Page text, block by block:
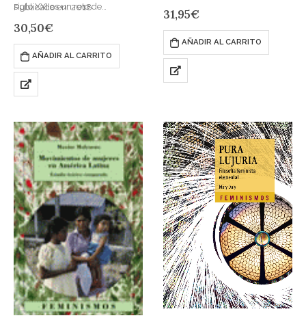
Publicado en: 2018
ISBN: 978-84-376-2469-3
siglo XXI es un reto de
el reconocimiento de…
30,50€
AÑADIR AL CARRITO
mitad del siglo…
31,95€
AÑADIR AL CARRITO